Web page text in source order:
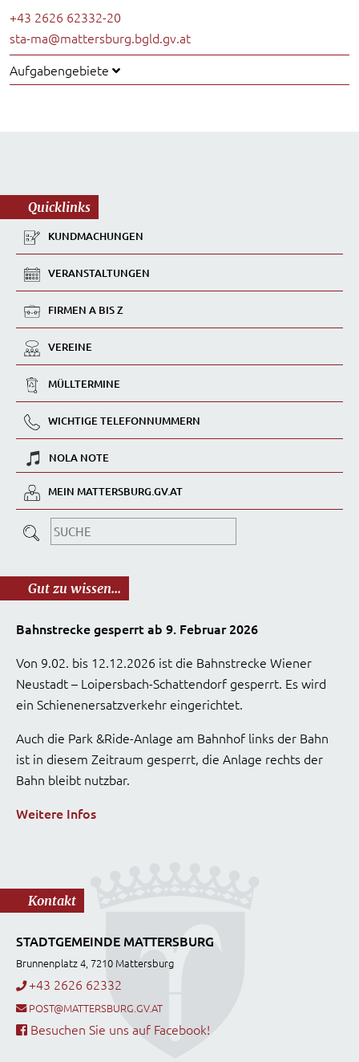
+43 2626 62332-20
sta-ma@mattersburg.bgld.gv.at
Aufgabengebiete
Quicklinks
KUNDMACHUNGEN
VERANSTALTUNGEN
FIRMEN A BIS Z
VEREINE
MÜLLTERMINE
WICHTIGE TELEFONNUMMERN
NOLA NOTE
MEIN MATTERSBURG.GV.AT
Gut zu wissen...
Bahnstrecke gesperrt ab 9. Februar 2026
Von 9.02. bis 12.12.2026 ist die Bahnstrecke Wiener
Neustadt – Loipersbach-Schattendorf gesperrt. Es wird
ein Schienenersatzverkehr eingerichtet.
Auch die Park &Ride-Anlage am Bahnhof links der Bahn
ist in diesem Zeitraum gesperrt, die Anlage rechts der
Bahn bleibt nutzbar.
Weitere Infos
Kontakt
STADTGEMEINDE MATTERSBURG
Brunnenplatz 4, 7210 Mattersburg
+43 2626 62332
POST@MATTERSBURG.GV.AT
Besuchen Sie uns auf Facebook!